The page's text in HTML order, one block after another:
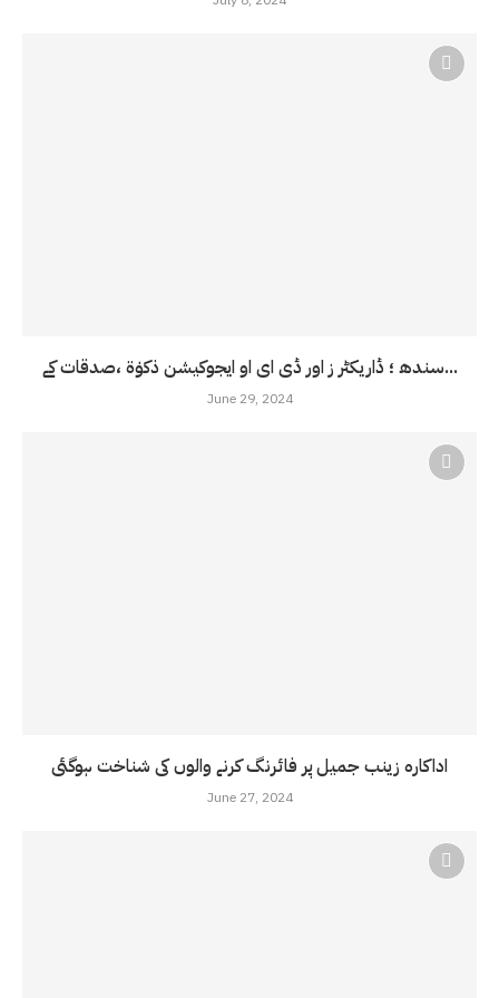
سندھ ؛ ڈاریکٹر ز اور ڈی ای او ایجوکیشن ذکوٰۃ ،صدقات کے...
June 29, 2024
اداکارہ زینب جمیل پر فائرنگ کرنے والوں کی شناخت ہوگئی
June 27, 2024